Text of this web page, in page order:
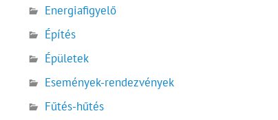
Energiafigyelő
Építés
Épületek
Események-rendezvények
Fűtés-hűtés